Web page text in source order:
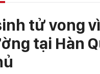
tử vong
tại Hàn